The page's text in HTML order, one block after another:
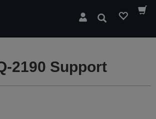
Suchen
2190 Support